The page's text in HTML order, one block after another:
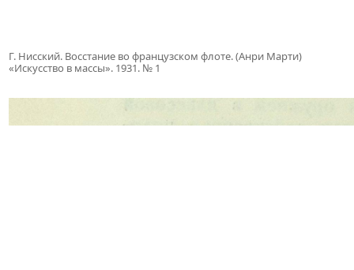
Г. Нисский. Восстание во французском флоте. (Анри Марти)
«Искусство в массы». 1931. № 1